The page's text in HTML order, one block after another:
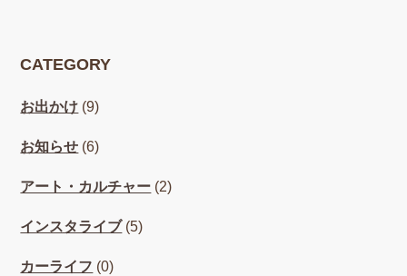
CATEGORY
お出かけ (9)
お知らせ (6)
アート・カルチャー (2)
インスタライブ(5)
カーライフ (0)